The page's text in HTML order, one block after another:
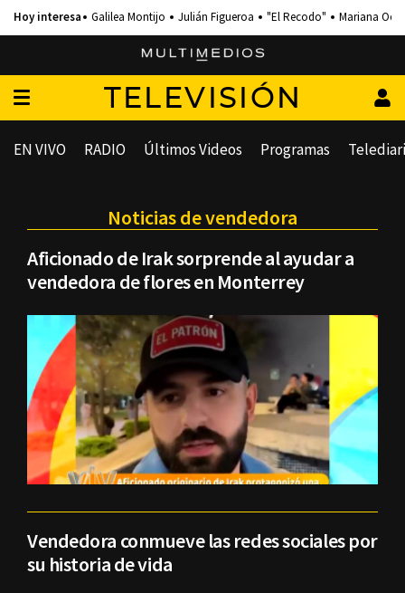
Galilea Montijo Julián Figueroa "El Recodo" Mariana
TELEVISIÓN
EN VIVO RADIO Últimos Videos Programas
Noticias de vendedora
Aficionado de Irak sorprende al ayudar a
vendedora de flores en Monterrey
Vendedora conmueve las redes sociales por
su historia de vida